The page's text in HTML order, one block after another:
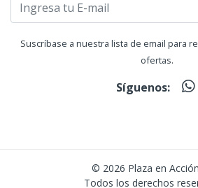
Suscríbase a nuestra lista de email para
ofertas.
Síguenos:
© 2026 Plaza en
Todos los derechos